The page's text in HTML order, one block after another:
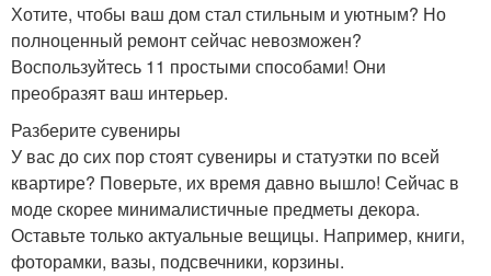
Хотите, чтобы ваш дом стал стильным и уютным? Но
полноценный ремонт сейчас невозможен?
Воспользуйтесь 11 простыми способами! Они
преобразят ваш интерьер.
Разберите сувениры
У вас до сих пор стоят сувениры и статуэтки по всей
квартире? Поверьте, их время давно вышло! Сейчас в
моде скорее минималистичные предметы декора.
Оставьте только актуальные вещицы. Например, книги,
фоторамки, вазы, подсвечники, корзины.